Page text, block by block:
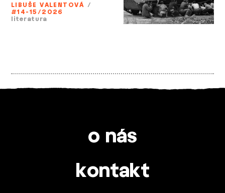
LIBUŠE VALENTOVÁ /
#14-15/2026
literatura
o nás
kontakt